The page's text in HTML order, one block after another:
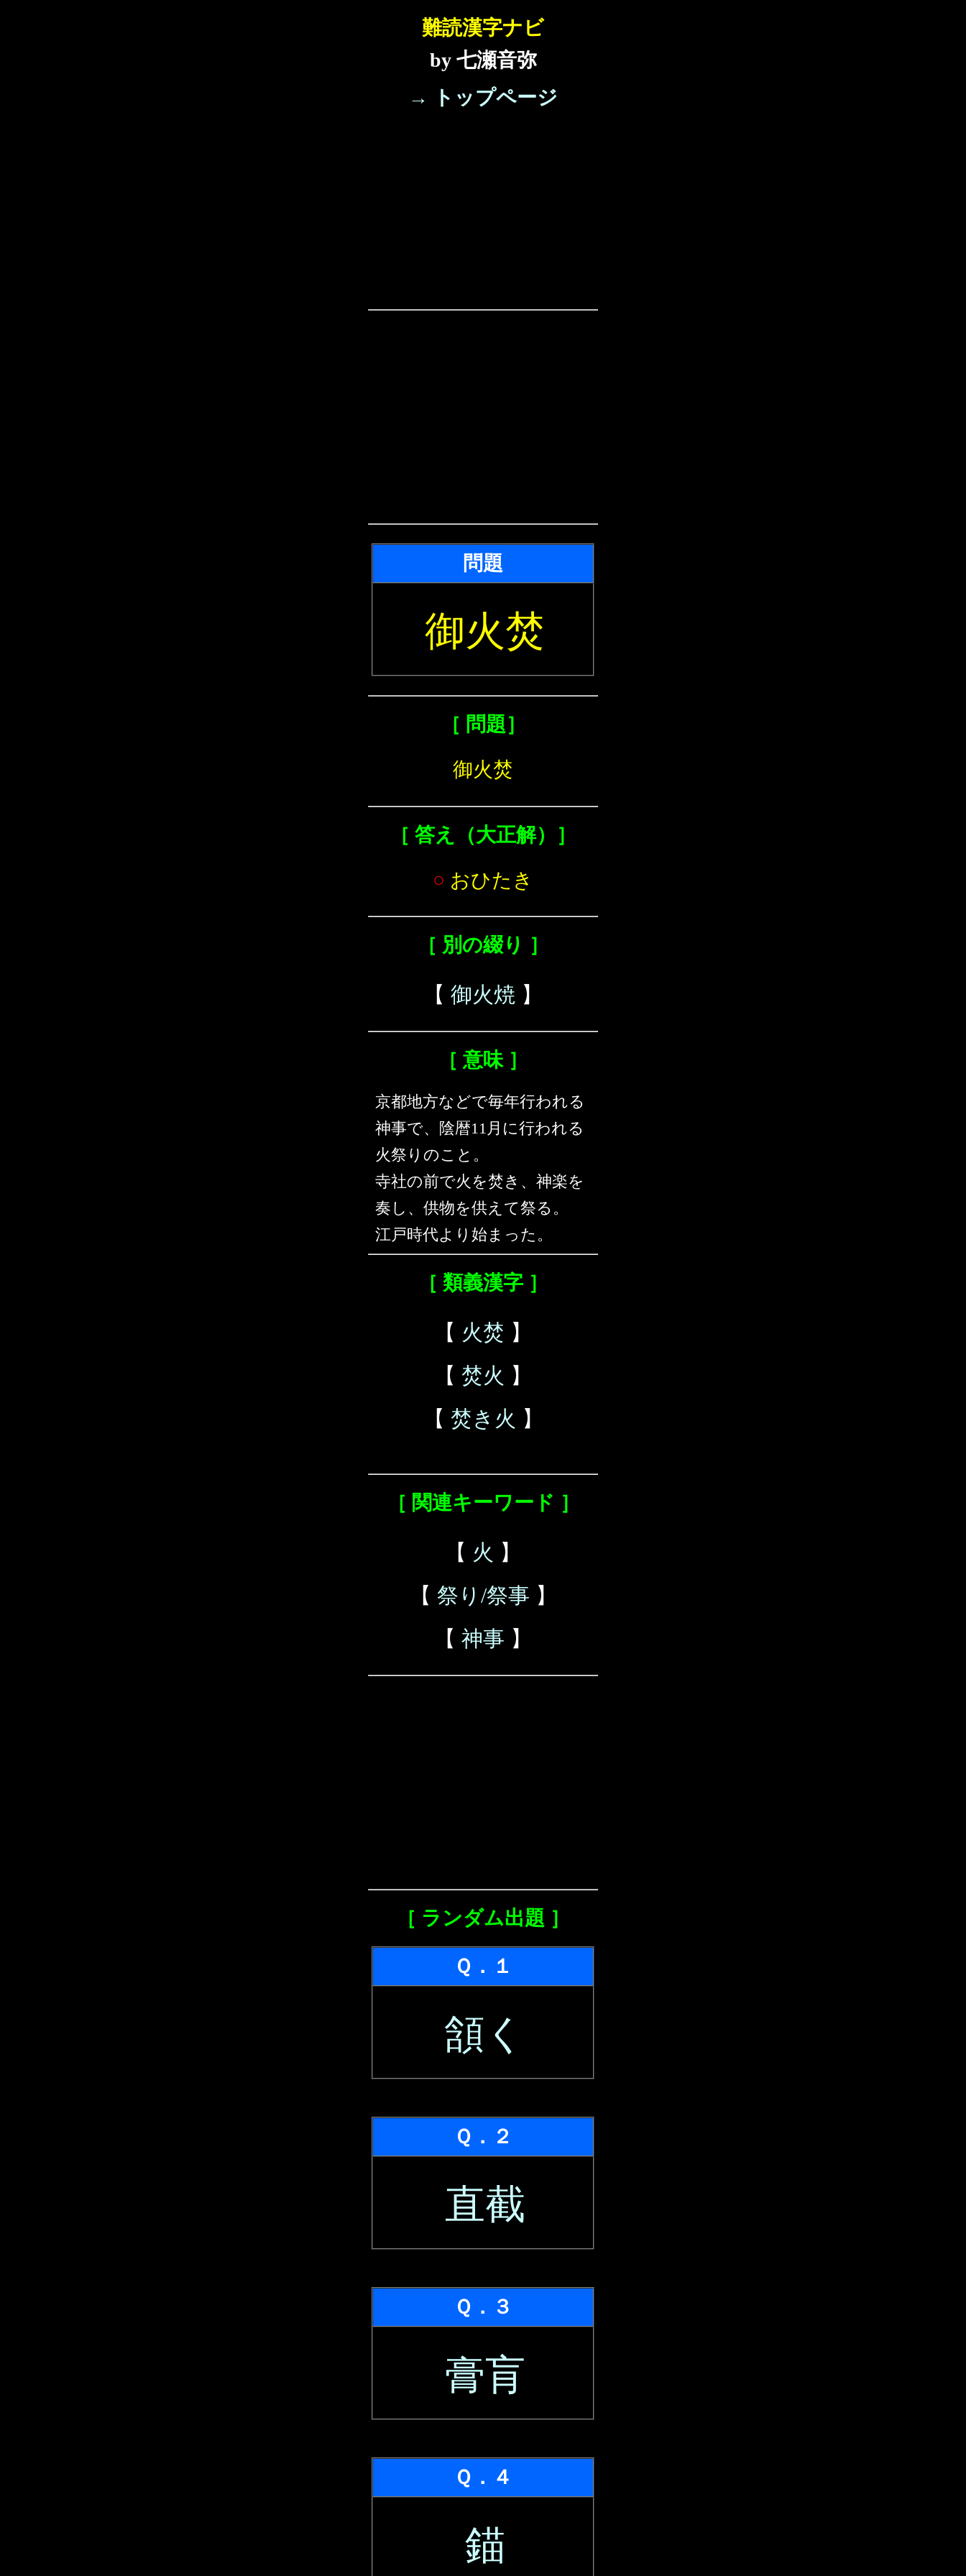
難読漢字ナビ
by 七瀬音弥
→ トップページ
問題
御火焚
［ 問題］
御火焚
［ 答え（大正解）］
○ おひたき
［ 別の綴り ］
【 御火焼 】
［ 意味 ］
京都地方などで毎年行われる
神事で、陰暦11月に行われる
火祭りのこと。
寺社の前で火を焚き、神楽を
奏し、供物を供えて祭る。
江戸時代より始まった。
［ 類義漢字 ］
【 火焚 】
【 焚火 】
【 焚き火 】
［ 関連キーワード ］
【 火 】
【 祭り/祭事 】
【 神事 】
［ ランダム出題 ］
Ｑ．１
頷く
Ｑ．２
直截
Ｑ．３
膏肓
Ｑ．４
錨